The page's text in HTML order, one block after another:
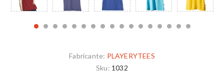
Fabricante: PLAYERYTEES
Sku: 1032